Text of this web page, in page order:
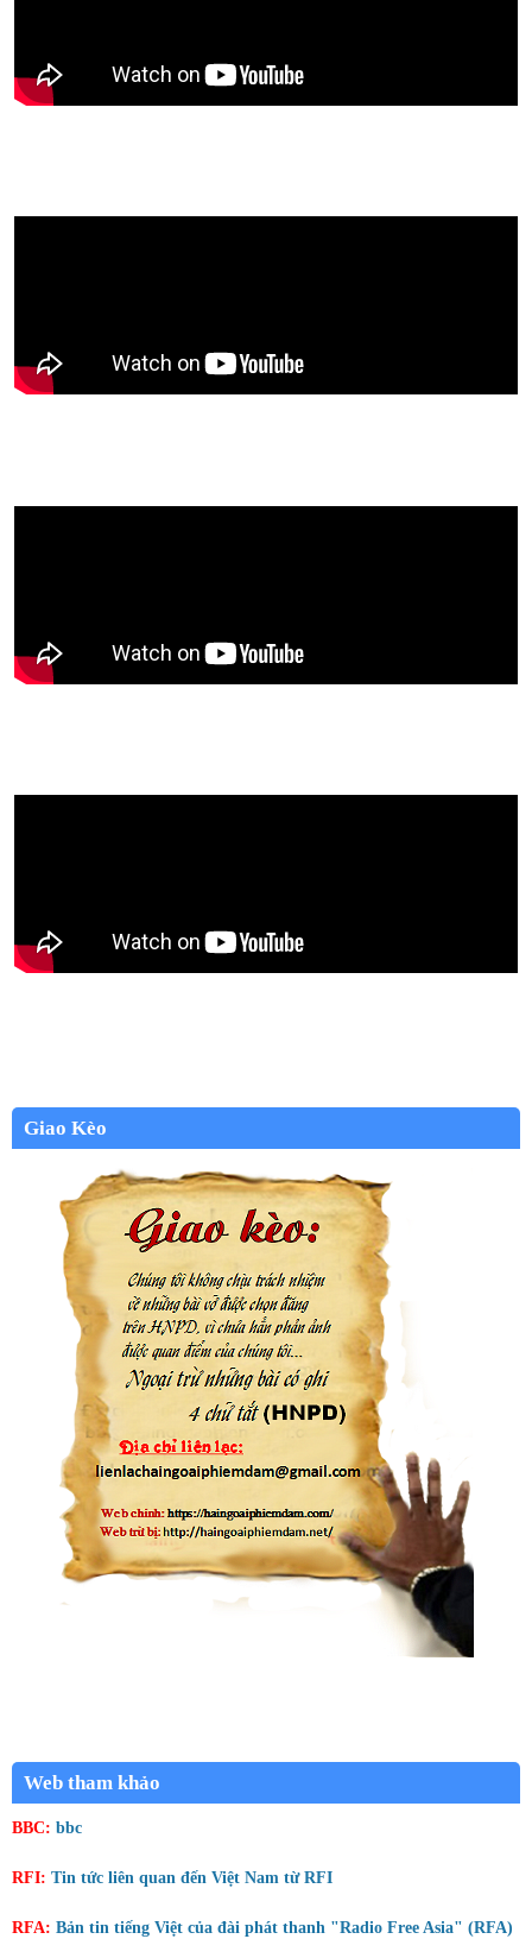
Giao Kèo
Web tham khảo
BBC: bbc
RFI: Tin tức liên quan đến Việt Nam từ RFI
RFA: Bản tin tiếng Việt của đài phát thanh "Radio Free Asia" (RFA)